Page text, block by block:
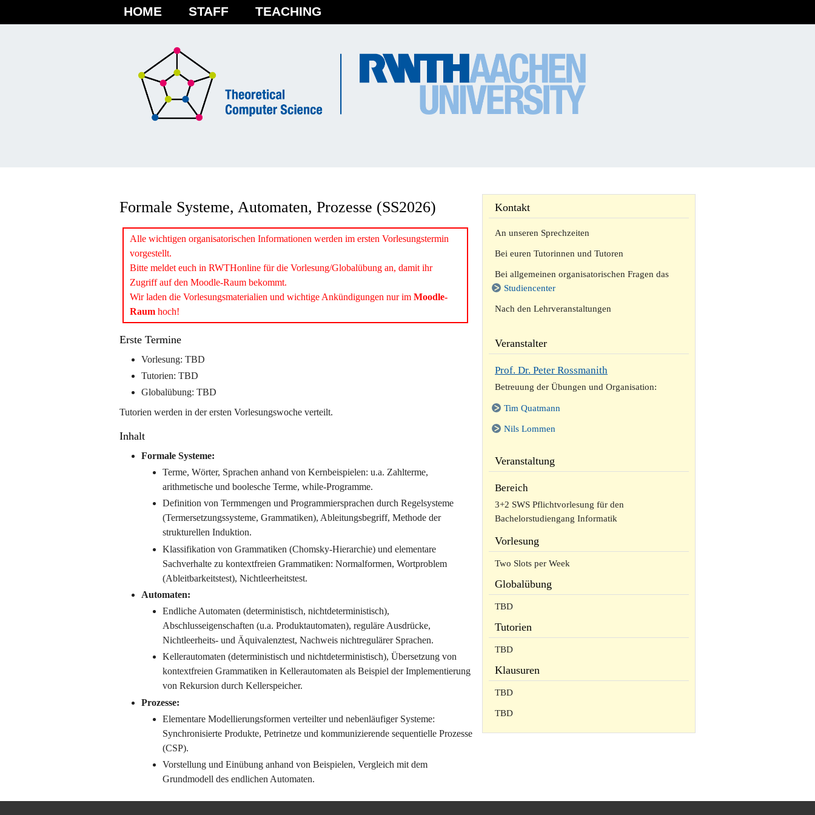
HOME STAFF TEACHING
Formale Systeme, Automaten, Prozesse (SS2026)
Alle wichtigen organisatorischen Informationen werden im ersten Vorlesungstermin
vorgestellt.
Bitte meldet euch in RWTHonline für die Vorlesung/Globalübung an, damit ihr
Zugriff auf den Moodle-Raum bekommt.
Wir laden die Vorlesungsmaterialien und wichtige Ankündigungen nur im Moodle-
Raum hoch!
Erste Termine
Vorlesung: TBD
Tutorien: TBD
Globalübung: TBD
Tutorien werden in der ersten Vorlesungswoche verteilt.
Inhalt
Formale Systeme:
Terme, Wörter, Sprachen anhand von Kernbeispielen: u.a. Zahlterme,
arithmetische und boolesche Terme, while-Programme.
Definition von Termmengen und Programmiersprachen durch Regelsysteme
(Termersetzungssysteme, Grammatiken), Ableitungsbegriff, Methode der
strukturellen Induktion.
Klassifikation von Grammatiken (Chomsky-Hierarchie) und elementare
Sachverhalte zu kontextfreien Grammatiken: Normalformen, Wortproblem
(Ableitbarkeitstest), Nichtleerheitstest.
Automaten:
Endliche Automaten (deterministisch, nichtdeterministisch),
Abschlusseigenschaften (u.a. Produktautomaten), reguläre Ausdrücke,
Nichtleerheits- und Äquivalenztest, Nachweis nichtregulärer Sprachen.
Kellerautomaten (deterministisch und nichtdeterministisch), Übersetzung von
kontextfreien Grammatiken in Kellerautomaten als Beispiel der Implementierung
von Rekursion durch Kellerspeicher.
Prozesse:
Elementare Modellierungsformen verteilter und nebenläufiger Systeme:
Synchronisierte Produkte, Petrinetze und kommunizierende sequentielle Prozesse
(CSP).
Vorstellung und Einübung anhand von Beispielen, Vergleich mit dem
Grundmodell des endlichen Automaten.
Kontakt
An unseren Sprechzeiten
Bei euren Tutorinnen und Tutoren
Bei allgemeinen organisatorischen Fragen das
Studiencenter
Nach den Lehrveranstaltungen
Veranstalter
Prof. Dr. Peter Rossmanith
Betreuung der Übungen und Organisation:
Tim Quatmann
Nils Lommen
Veranstaltung
Bereich
3+2 SWS Pflichtvorlesung für den
Bachelorstudiengang Informatik
Vorlesung
Two Slots per Week
Globalübung
TBD
Tutorien
TBD
Klausuren
TBD
TBD